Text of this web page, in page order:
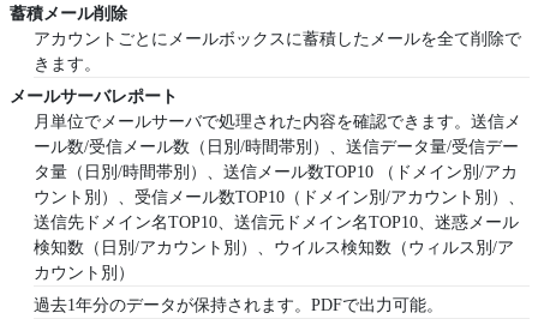
蓄積メール削除
アカウントごとにメールボックスに蓄積したメールを全て削除で
きます。
メールサーバレポート
月単位でメールサーバで処理された内容を確認できます。送信メ
ール数/受信メール数（日別/時間帯別）、送信データ量/受信デー
タ量（日別/時間帯別）、送信メール数TOP10 （ドメイン別/アカ
ウント別）、受信メール数TOP10（ドメイン別/アカウント別）、
送信先ドメイン名TOP10、送信元ドメイン名TOP10、迷惑メール
検知数（日別/アカウント別）、ウイルス検知数（ウィルス別/ア
カウント別）
過去1年分のデータが保持されます。PDFで出力可能。